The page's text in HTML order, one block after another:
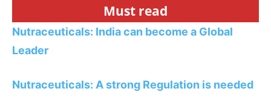
Must read
Nutraceuticals: India can become a Global
Leader
Nutraceuticals: A strong Regulation is needed